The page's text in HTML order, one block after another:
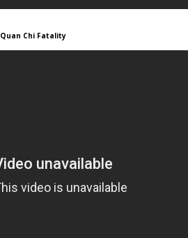
Quan Chi Fatality